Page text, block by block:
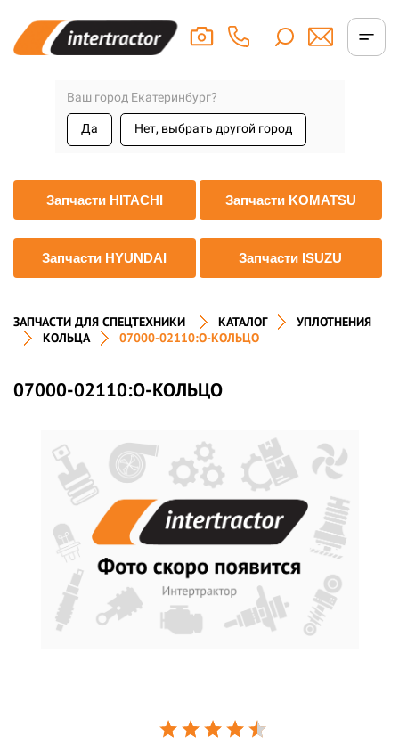
Ваш город Екатеринбург?
Да Нет, выбрать другой город
Запчасти HITACHI Запчасти KOMATSU
Запчасти HYUNDAI Запчасти ISUZU
ЗАПЧАСТИ ДЛЯ СПЕЦТЕХНИКИ КАТАЛОГ
УПЛОТНЕНИЯ
КОЛЬЦА
07000-02110:О-КОЛЬЦО
07000-02110:О-КОЛЬЦО